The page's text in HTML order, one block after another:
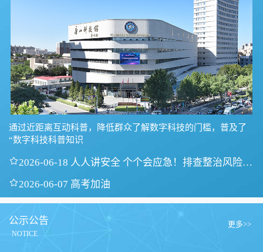
通过近距离互动科普，降低群众了解数字科技的门槛，普及了
“数字科技科普知识
2026-06-18 人人讲安全 个个会应急！排查整治风险隐
2026-06-07 高考加油
公示公告
NOTICE
更多>>